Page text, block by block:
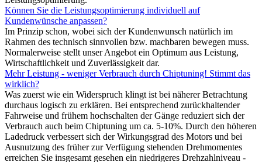
Können Sie die Leistungsoptimierung individuell auf
Kundenwünsche anpassen?
Im Prinzip schon, wobei sich der Kundenwunsch natürlich im
Rahmen des technisch sinnvollen bzw. machbaren bewegen muss.
Normalerweise stellt unser Angebot ein Optimum aus Leistung,
Wirtschaftlichkeit und Zuverlässigkeit dar.
Mehr Leistung - weniger Verbrauch durch Chiptuning! Stimmt das
wirklich?
Was zuerst wie ein Widerspruch klingt ist bei näherer Betrachtung
durchaus logisch zu erklären. Bei entsprechend zurückhaltender
Fahrweise und frühem hochschalten der Gänge reduziert sich der
Verbrauch auch beim Chiptuning um ca. 5-10%. Durch den höheren
Ladedruck verbessert sich der Wirkungsgrad des Motors und bei
Ausnutzung des früher zur Verfügung stehenden Drehmomentes
erreichen Sie insgesamt gesehen ein niedrigeres Drehzahlniveau -